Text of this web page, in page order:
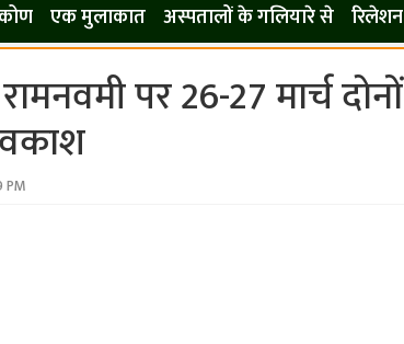
एक मुलाकात अस्पतालों के गलियारे से रिलेशन
पर 26-27 मार्च दोनों
PM